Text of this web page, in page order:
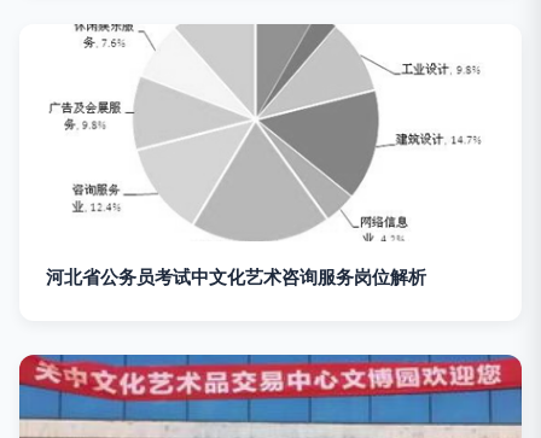
河北省公务员考试中文化艺术咨询服务岗位解析